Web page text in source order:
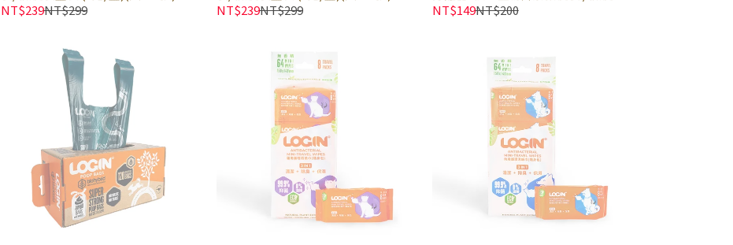
味 × 盒｜寵物拾便袋 加厚防臭 狗拾
NT$239NT$299
然薰衣草香氛 × 盒｜寵物拾便袋 加
NT$239NT$299
1卷17張) × 組｜寵物拾便袋 加厚防
NT$149NT$200